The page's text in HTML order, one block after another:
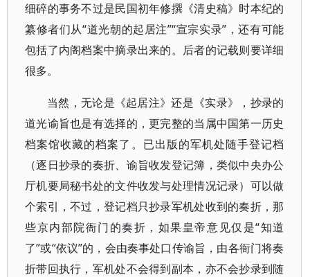
细碎的事务不过是民国初年修撰《清史稿》时本纪的
纂修者们从“道光朝的起居注”“宣宗实录”，还有可能
包括了内阁档案中摘录出来的。后者的记载则要详细
很多。
当然，无论是《起居注》还是《实录》，抄录的
道光谕旨也是有选择的，更完整的当属中国第一历史
档案馆收藏的档案了。已出版的军机处随手登记档
（逐日抄录的奏折、谕旨收发登记簿，类似中央办公
厅机要局秘书处的文件收发与处理情况记录）可以做
个索引，不过，登记档只抄录军机处收到的奏折，那
些京内部院衙门的奏折，如果皇帝意见仅是“知道
了”或“依议”的，会由奏事处口传谕旨，由各衙门将奏
折带回执行，军机处不会得到副本，亦不会抄录到随